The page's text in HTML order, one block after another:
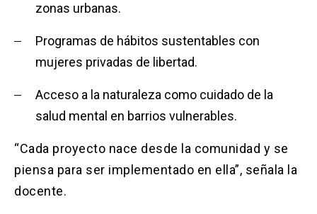
zonas urbanas.
Programas de hábitos sustentables con
mujeres privadas de libertad.
Acceso a la naturaleza como cuidado de la
salud mental en barrios vulnerables.
“Cada proyecto nace desde la comunidad y se
piensa para ser implementado en ella”, señala la
docente.